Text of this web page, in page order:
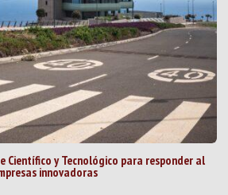
Científico y Tecnológico para responder al
innovadoras